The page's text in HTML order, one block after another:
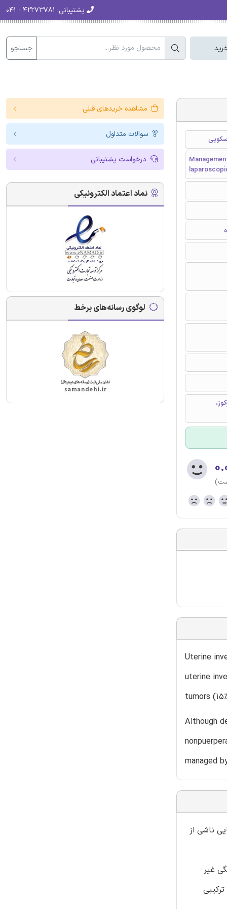
پشتیبانی:
جستجو
Uterine
uterine
tumors
Although
managed
ناشی از
غیر
ترکیبی
مشاهده خریدهای قبلی
سوالات متداول
درخواست پشتیبانی
نماد اعتماد الکترونیکی
لوگوی رسانه‌های برخط